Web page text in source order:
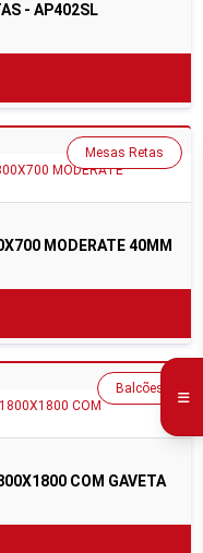
- AP402SL
MODERATE 40MM
Mesas Retas
COM GAVETA
Balcões